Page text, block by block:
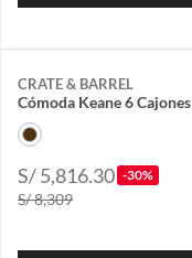
CRATE & BARREL
Cómoda Keane 6 Cajones
S/ 5,816.30 -30%
S/ 8,309